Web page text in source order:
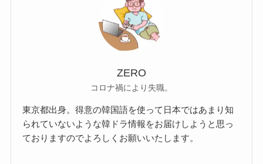
ZERO
コロナ禍により失職。
東京都出身。得意の韓国語を使って日本ではあまり知
られていないような韓ドラ情報をお届けしようと思っ
ておりますのでよろしくお願いいたします。